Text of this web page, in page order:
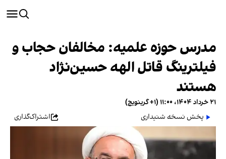
مدرس حوزه علمیه: مخالفان حجاب و
فیلترینگ قاتل الهه حسین‌نژاد
هستند
۲۱ خرداد ۱۴۰۴، ۱۱:۰۰ (‎+۱ گرینویچ)
پخش نسخه شنیداری
اشتراک‌گذاری